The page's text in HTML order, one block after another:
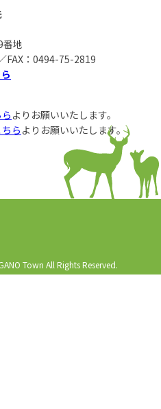
番地
FAX：0494-75-2819
よりお願いいたします。
ちら よりお願いいたします。
Town All Rights Reserved.